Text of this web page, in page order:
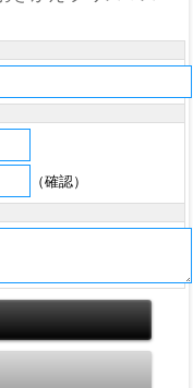
（確認）